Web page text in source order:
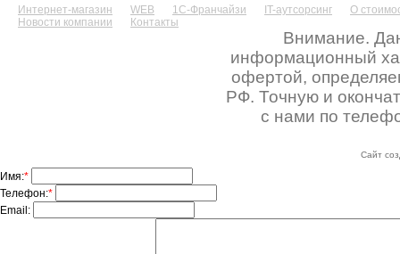
Интернет-магазин WEB 1С-Франчайзи IT-аутсорсинг
О
Новости компании
Контакты
Внимание.
информационный
офертой,
РФ. Точную и
с нами по
Сайт
Имя:*
Телефон:*
Email: